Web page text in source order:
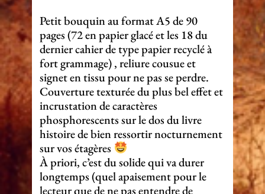
Petit bouquin au format A5 de 90
pages (72 en papier glacé et les 18 du
dernier cahier de type papier recyclé à
fort grammage) , reliure cousue et
signet en tissu pour ne pas se perdre.
Couverture texturée du plus bel effet et
incrustation de caractères
phosphorescents sur le dos du livre
histoire de bien ressortir nocturnement
sur vos étagères
À priori, c’est du solide qui va durer
longtemps (quel apaisement pour le
lecteur que de ne pas entendre de